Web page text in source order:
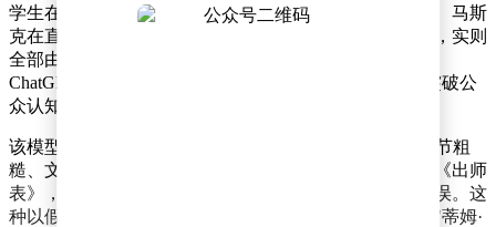
学生在小卖部买零食的场景、一张字迹工整的数学试卷、马斯
克在直播间推销瑜伽裤的画面……这些看似真实的画面，实则
全部由人工智能生成。随着美国OpenAI公司正式推出
ChatGPT Images 2.0模型，AI生成图像的逼真程度再次突破公
众认知边界，相关话题迅速登上热搜榜。
该模型通过技术升级解决了传统AI图像生成中存在的细节粗
糙、文字扭曲等问题。有网友尝试用其生成整篇文言文《出师
表》，发现不仅文字排版规整，内容准确度也接近零错误。这
种以假乱真的能力已引发多起网络谣言事件，例如某张"蒂姆·